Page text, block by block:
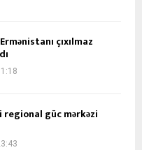
çıxılmaz
regional güc mərkəzi